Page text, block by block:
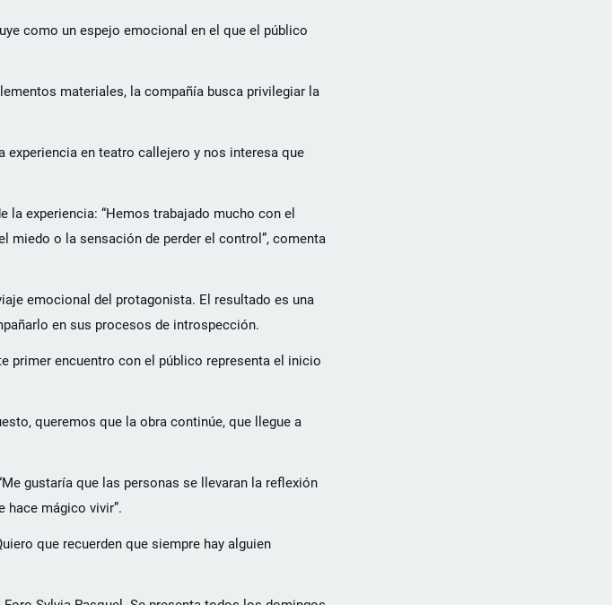
como un espejo emocional en el que el público
materiales, la compañía busca privilegiar la
experiencia en teatro callejero y nos interesa que
experiencia: “Hemos trabajado mucho con el
miedo o la sensación de perder el control”, comenta
emocional del protagonista. El resultado es una
en sus procesos de introspección.
primer encuentro con el público representa el inicio
queremos que la obra continúe, que llegue a
gustaría que las personas se llevaran la reflexión
mágico vivir”.
que recuerden que siempre hay alguien